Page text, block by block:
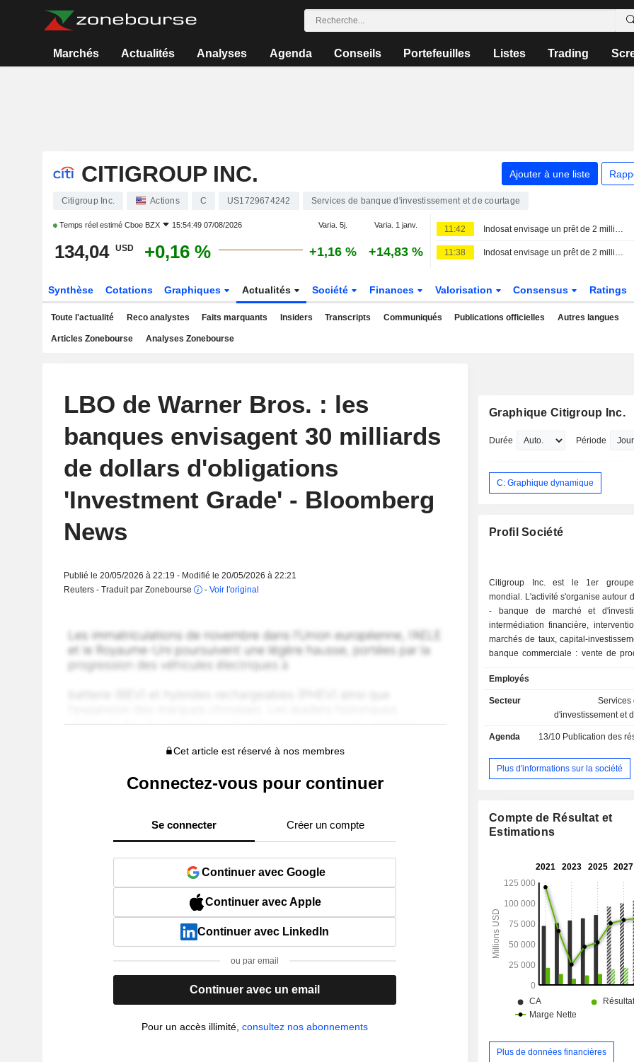
Marchés Actualités Analyses Agenda Conseils Portefeuilles Listes Trading
CITIGROUP INC. Ajouter à une liste
Citigroup Inc. Actions C US1729674242 Services de banque d'investissement et de courtage
Temps réel estimé Cboe BZX 15:54:49 07/08/2026 Varia. 5j. Varia. 1 janv.
134,04 USD +0,16 % +1,16 % +14,83 %
11:42 Indosat envisage un prêt de 2 milliards de dollars pour financer l'achat de puces
11:38 Indosat envisage un prêt de 2 milliards de dollars pour financer l'achat de puces
Synthèse Cotations Graphiques Actualités Société Finances Valorisation Consensus Ratings
Toute l'actualité Reco analystes Faits marquants Insiders Transcripts Communiqués Publications officielles Autres langues
Articles Zonebourse Analyses Zonebourse
LBO de Warner Bros. : les
banques envisagent 30 milliards
de dollars d'obligations
'Investment Grade' - Bloomberg
News
Publié le 20/05/2026 à 22:19 - Modifié le 20/05/2026 à 22:21
Reuters - Traduit par Zonebourse
- Voir l'original
Cet article est réservé à nos membres
Connectez-vous pour continuer
Se connecter Créer un compte
Continuer avec Google
Continuer avec Apple
Continuer avec LinkedIn
ou par email
Continuer avec un email
Pour un accès illimité,consultez nos abonnements
Graphique Citigroup Inc.
Durée Période
C: Graphique dynamique
Profil Société
Citigroup Inc. est le 1er groupe
mondial. L'activité s'organise autour
- banque de marché et
intermédiation financière,
marchés de taux, capital-
banque commerciale : vente de
(crédit à la consommation, crédit-
autres : notamment banque privée et
fonds d'investissements alternatifs. A fin 2024, le
dépôts et 694,5 MdsUSD d'encours
est assurée au travers d'un
agences dans le monde.
Employés
Secteur
Services
d'investissement et
Agenda 13/10 Publication des résultats
Plus d'informations sur la société
Compte de Résultat et
Estimations
Plus de données financières